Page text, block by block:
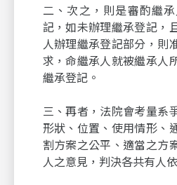
二、次之，則是審酌繼
記，如未辦理繼承登記，
人辦理繼承登記部分，則
求，命繼承人就被繼承人
繼承登記。
三、再者，法院會考量系
形狀、位置、使用情形、
割方案之公平、適當之方
人之意見，判決各共有人